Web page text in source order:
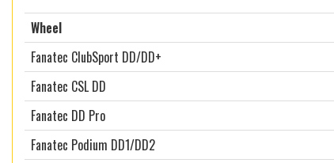
Wheel
Fanatec ClubSport DD/DD+
Fanatec CSL DD
Fanatec DD Pro
Fanatec Podium DD1/DD2